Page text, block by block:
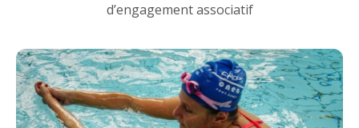
d’engagement associatif